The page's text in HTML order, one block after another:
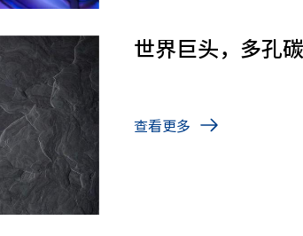
世界巨头，多孔
查看更多